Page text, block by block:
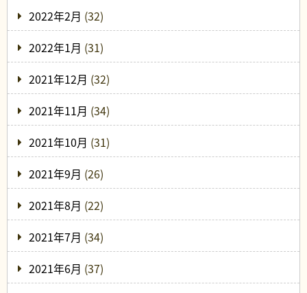
2022年2月 (32)
2022年1月 (31)
2021年12月 (32)
2021年11月 (34)
2021年10月 (31)
2021年9月 (26)
2021年8月 (22)
2021年7月 (34)
2021年6月 (37)